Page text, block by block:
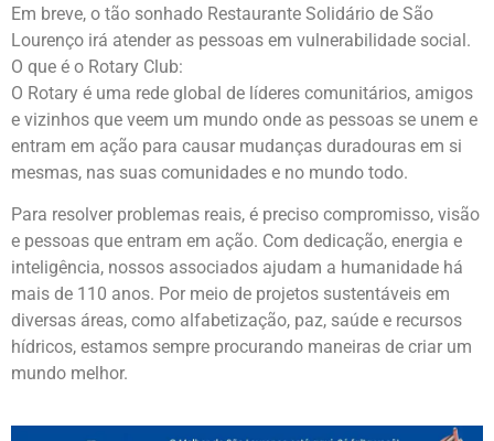
Em breve, o tão sonhado Restaurante Solidário de São
Lourenço irá atender as pessoas em vulnerabilidade social.
O que é o Rotary Club:
O Rotary é uma rede global de líderes comunitários, amigos
e vizinhos que veem um mundo onde as pessoas se unem e
entram em ação para causar mudanças duradouras em si
mesmas, nas suas comunidades e no mundo todo.
Para resolver problemas reais, é preciso compromisso, visão
e pessoas que entram em ação. Com dedicação, energia e
inteligência, nossos associados ajudam a humanidade há
mais de 110 anos. Por meio de projetos sustentáveis em
diversas áreas, como alfabetização, paz, saúde e recursos
hídricos, estamos sempre procurando maneiras de criar um
mundo melhor.